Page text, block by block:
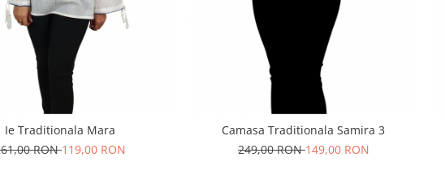
Ie Traditionala Mara
RON119,00 RON
Camasa Traditionala Samira 3
249,00 RON149,00 RON